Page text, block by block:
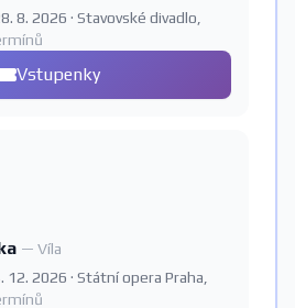
8. 2026 · Stavovské divadlo,
Vstupenky
— Víla
12. 2026 · Státní opera Praha,